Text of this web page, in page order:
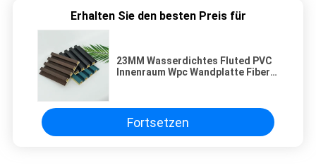
Erhalten Sie den besten Preis für
23MM Wasserdichtes Fluted PVC
Innenraum Wpc Wandplatte Fiber
Fortsetzen